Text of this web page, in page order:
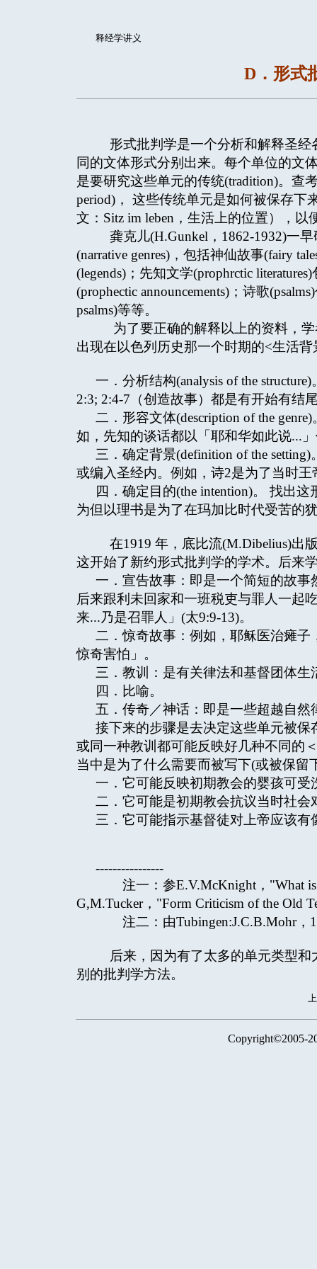
释经学讲义
D．形式
形式批判学是一个分析和解释圣经
同的文体形式分别出来。每个单位的文
是要研究这些单元的传统(tradition)。查
period)， 这些传统单元是如何被保存下
文：Sitz im leben，生活上的位置），
龚克儿(H.Gunkel，1862-1932)一
(narrative genres)，包括神仙故事(fairy
(legends)；先知文学(prophrctic
(prophectic announcements)；诗歌
psalms)等等。
为了要正确的解释以上的资料，学
出现在以色列历史那一个时期的<生活
一．分析结构(analysis of the
2:3; 2:4-7（创造故事）都是有开始有结
二．形容文体(description of the
如，先知的谈话都以「耶和华如此说...
三．确定背景(definition of the
或编入圣经内。例如，诗2是为了当时王
四．确定目的(the intention)。 找出
为但以理书是为了在玛加比时代受苦的
在1919 年，底比流(M.Dibelius)出版
这开始了新约形式批判学的学术。后来
一．宣告故事：即是一个简短的故
后来跟利未回家和一班税吏与罪人一起
来...乃是召罪人」(太9:9-13)。
二．惊奇故事：例如，耶稣医治瘫
惊奇害怕」。
三．教训：是有关律法和基督团体生
四．比喻。
五．传奇／神话：即是一些超越自然
接下来的步骤是去决定这些单元被
或同一种教训都可能反映好几种不同的
当中是为了什么需要而被写下(或被保留
一．它可能反映初期教会的婴孩可受
二．它可能是初期教会抗议当时社
三．它可能指示基督徒对上帝应该
----------------
注一：参E.V.McKnight，"What is
G,M.Tucker，"Form Criticism of the Old
注二：由Tubingen:J.C.B.Mohr，
后来，因为有了太多的单元类型和
别的批判学方法。
Copyright©2005-